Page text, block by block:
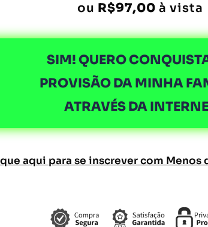
ou R$97,00 à vista
SIM! QUERO
PROVISÃO DA MINHA
ATRAVÉS DA
aqui para se inscrever com Menos